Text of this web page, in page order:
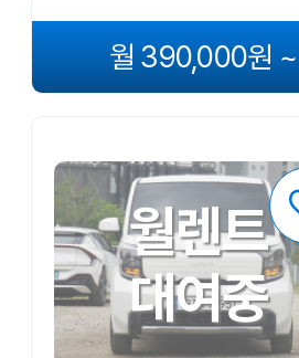
월 390,000원 ~
월렌트
대여중